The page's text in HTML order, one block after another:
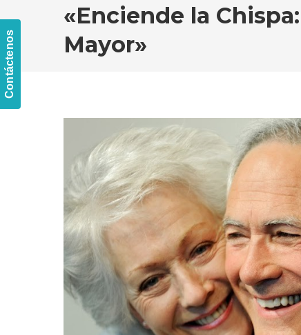
Contáctenos
«Enciende la
Mayor»